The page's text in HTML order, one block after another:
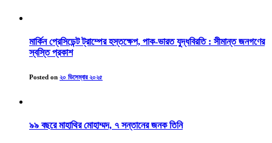
মার্কিন প্রেসিডেন্ট ট্রাম্পের হস্তক্ষেপ, পাক-ভারত যুদ্ধবিরতি : সীমান্ত জনগণের
স্বস্তি প্রকাশ
Posted on ২০ ডিসেম্বার ২০২৫
৯৯ বছরে মাহাথির মোহাম্মদ, ৭ সন্তানের জনক তিনি